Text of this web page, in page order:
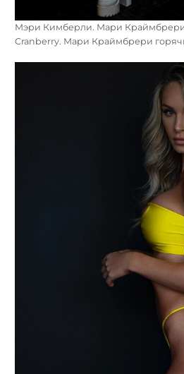
Мэри Кимберли. Мари
Cranberry. Мари Краймбрери